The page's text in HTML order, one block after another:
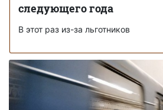
следующего года
В этот раз из-за льготников